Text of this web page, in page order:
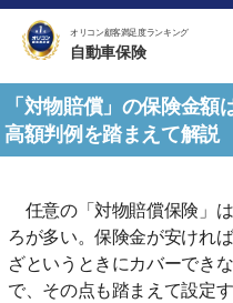
オリコン顧客満足度ランキング
自動車保険
「対物賠償」の保険金
高額判例を踏まえて解説
任意の「対物賠償保険」
ろが多い。保険金が安けれ
ざというときにカバーでき
で、その点も踏まえて設定す